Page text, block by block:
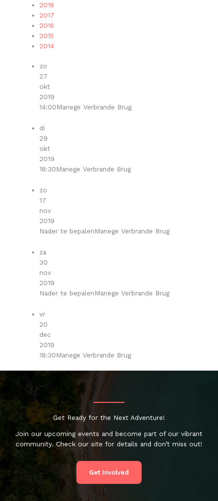
2018
2017
2016
2015
2014
zo
27
okt
2019
14:00Manege Verbrande Brug
di
29
okt
2019
18:30Manege Verbrande Brug
zo
17
nov
2019
Nader te bepalenManege Verbrande Brug
za
30
nov
2019
Nader te bepalenManege Verbrande Brug
vr
20
dec
2019
18:30Manege Verbrande Brug
Get Ready for the Next Adventure!
Join our upcoming events and become part of our vibrant
community. Check our site for details and don’t miss out!
Get Involved